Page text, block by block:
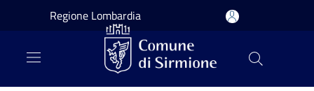
Salta al contenuto principale
Regione Lombardia